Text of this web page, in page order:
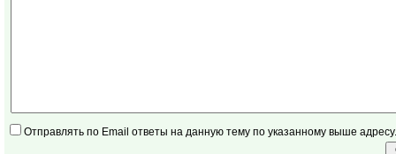
Отправлять по Email ответы на данную тему по указанному выше адресу.